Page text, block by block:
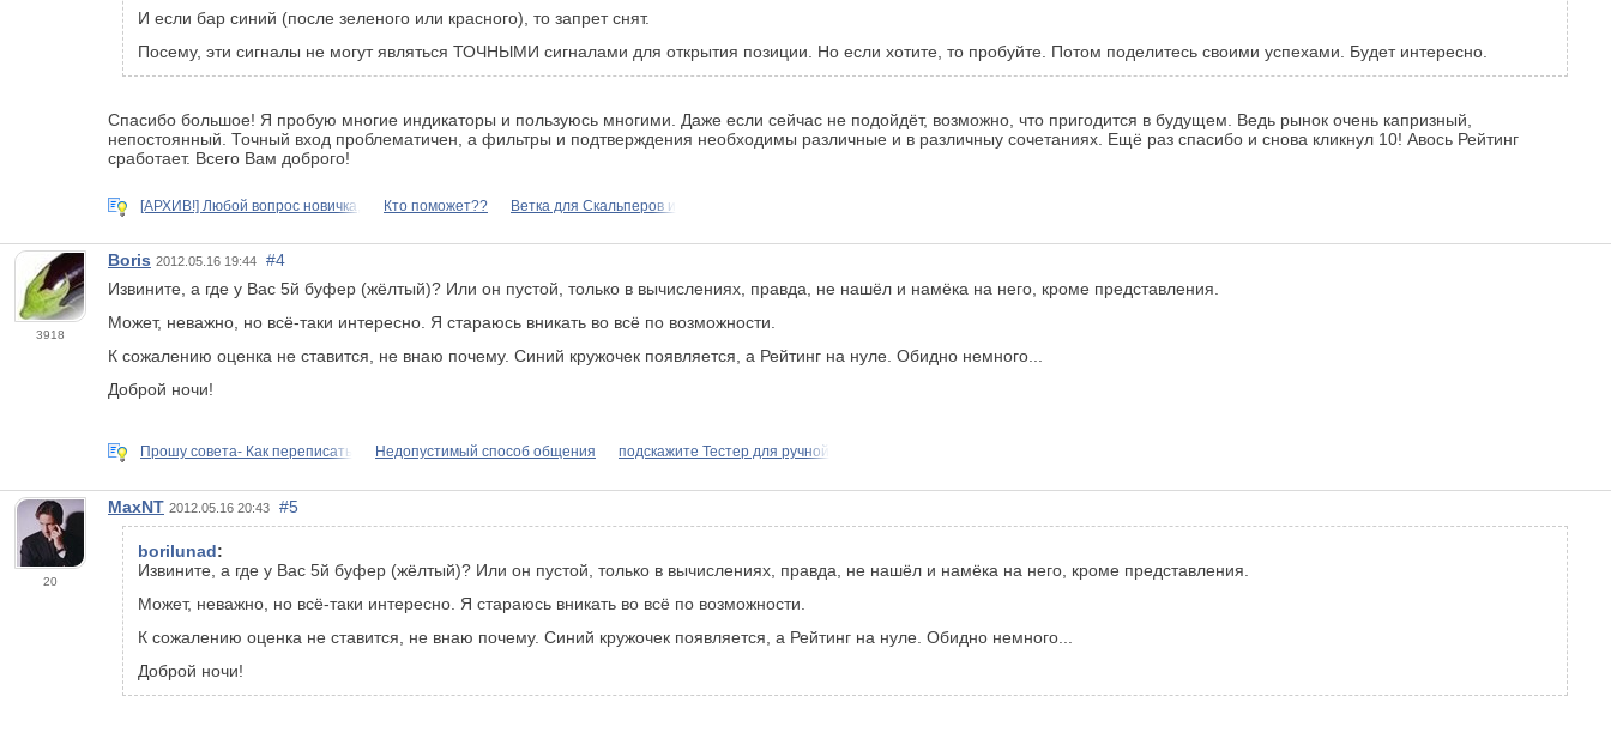
И если бар синий (после зеленого или красного), то запрет снят.
Посему, эти сигналы не могут являться ТОЧНЫМИ сигналами для открытия позиции. Но если хотите, то пробуйте. Потом поделитесь своими успехами. Будет интересно.
Спасибо большое! Я пробую многие индикаторы и пользуюсь многими. Даже если сейчас не подойдёт, возможно, что пригодится в будущем. Ведь рынок очень капризный,
непостоянный. Точный вход проблематичен, а фильтры и подтверждения необходимы различные и в различныу сочетаниях. Ещё раз спасибо и снова кликнул 10! Авось Рейтинг
сработает. Всего Вам доброго!
[АРХИВ!] Любой вопрос новичка, Кто поможет?? Ветка для Скальперов и
3918
Boris 2012.05.16 19:44
#4
Извините, а где у Вас 5й буфер (жёлтый)? Или он пустой, только в вычислениях, правда, не нашёл и намёка на него, кроме представления.
Может, неважно, но всё-таки интересно. Я стараюсь вникать во всё по возможности.
К сожалению оценка не ставится, не внаю почему. Синий кружочек появляется, а Рейтинг на нуле. Обидно немного...
Доброй ночи!
Прошу совета- Как переписать Недопустимый способ общения подскажите Тестер для ручной
20
MaxNT 2012.05.16 20:43 #5
borilunad:
Извините, а где у Вас 5й буфер (жёлтый)? Или он пустой, только в вычислениях, правда, не нашёл и намёка на него, кроме представления.
Может, неважно, но всё-таки интересно. Я стараюсь вникать во всё по возможности.
К сожалению оценка не ставится, не внаю почему. Синий кружочек появляется, а Рейтинг на нуле. Обидно немного...
Доброй ночи!